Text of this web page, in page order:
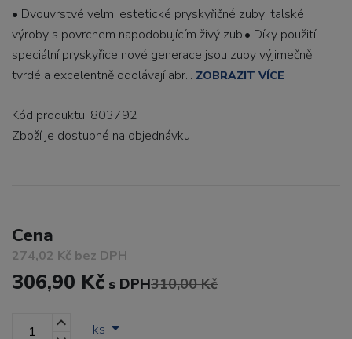
• Dvouvrstvé velmi estetické pryskyřičné zuby italské
výroby s povrchem napodobujícím živý zub.• Díky použití
speciální pryskyřice nové generace jsou zuby výjimečně
tvrdé a excelentně odolávají abr... ZOBRAZIT VÍCE
Kód produktu: 803792
Zboží je dostupné na objednávku
Cena
274,02 Kč bez DPH
306,90 Kč s DPH310,00 Kč
ks